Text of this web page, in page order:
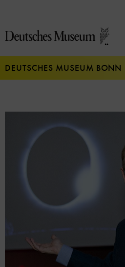
Seiteninhalt
springen
DEUTSCHES MUSEUM BONN